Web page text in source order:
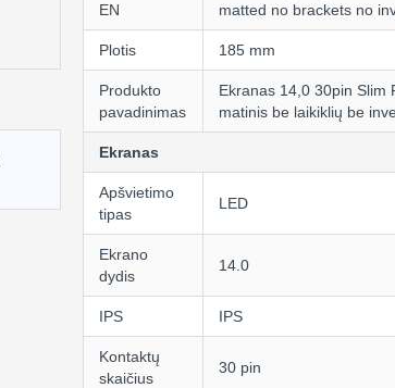
EN
matted no brackets no
Plotis 185 mm
Produkto
pavadinimas
Ekranas 14,0 30pin Slim
matinis be laikiklių be
Ekranas
Apšvietimo
tipas
LED
Ekrano
dydis
14.0
IPS IPS
Kontaktų
skaičius
30 pin